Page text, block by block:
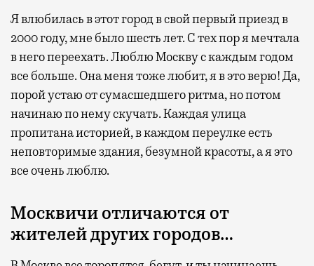
Я влюбилась в этот город в свой первый приезд в
2000 году, мне было шесть лет. С тех пор я мечтала
в него переехать. Люблю Москву с каждым годом
все больше. Она меня тоже любит, я в это верю! Да,
порой устаю от сумасшедшего ритма, но потом
начинаю по нему скучать. Каждая улица
пропитана историей, в каждом переулке есть
неповторимые здания, безумной красоты, а я это
все очень люблю.
Москвичи отличаются от
жителей других городов…